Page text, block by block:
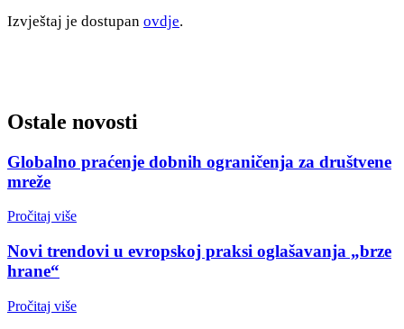
Izvještaj je dostupan ovdje.
Ostale novosti
Globalno praćenje dobnih ograničenja za društvene
mreže
Pročitaj više
Novi trendovi u evropskoj praksi oglašavanja „brze
hrane“
Pročitaj više